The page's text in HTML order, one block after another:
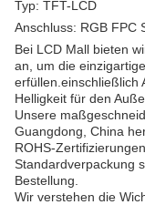
Typ: TFT-LCD
Anschluss: RGB FPC
Bei LCD Mall bieten
an, um die
erfüllen.einschließlich
Helligkeit für den
Unsere
Guangdong, China
ROHS-
Standardverpackung
Bestellung.
Wir verstehen die